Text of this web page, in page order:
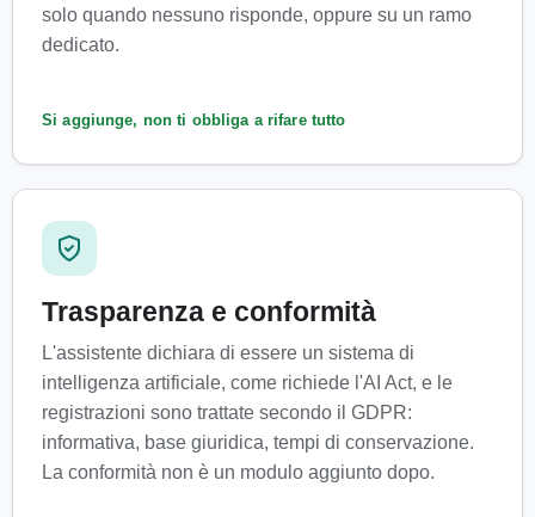
solo quando nessuno risponde, oppure su un ramo
dedicato.
Si aggiunge, non ti obbliga a rifare tutto
Trasparenza e conformità
L'assistente dichiara di essere un sistema di
intelligenza artificiale, come richiede l'AI Act, e le
registrazioni sono trattate secondo il GDPR:
informativa, base giuridica, tempi di conservazione.
La conformità non è un modulo aggiunto dopo.